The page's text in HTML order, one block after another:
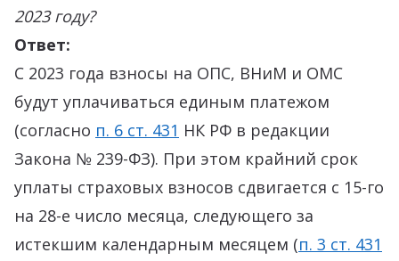
2023 году?
Ответ:
С 2023 года взносы на ОПС, ВНиМ и ОМС
будут уплачиваться единым платежом
(согласно п. 6 ст. 431 НК РФ в редакции
Закона № 239-ФЗ). При этом крайний срок
уплаты страховых взносов сдвигается с 15-го
на 28-е число месяца, следующего за
истекшим календарным месяцем (п. 3 ст. 431